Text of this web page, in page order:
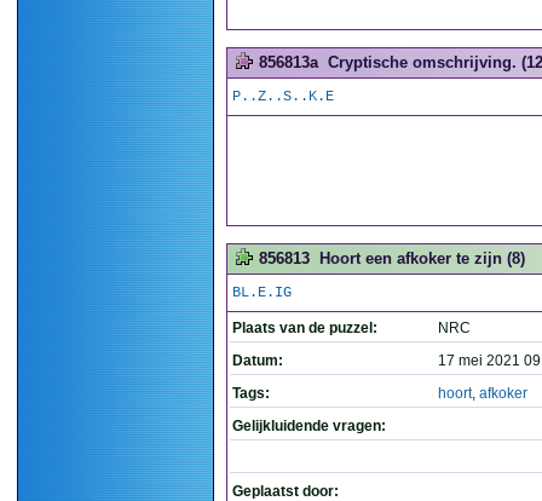
856813a Cryptische omschrijving.
P..Z..S..K.E
856813 Hoort een afkoker te zijn (8)
BL.E.IG
Plaats van de puzzel:
NRC
Datum:
17 mei 2021
Tags:
hoort, afkoker
Gelijkluidende vragen:
Geplaatst door: